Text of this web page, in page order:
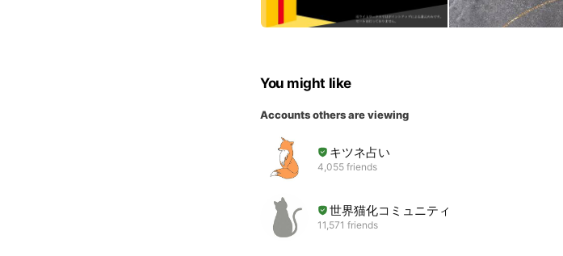
You might like
Accounts others are viewing
キツネ占い
4,055 friends
世界猫化コミュニティ
11,571 friends